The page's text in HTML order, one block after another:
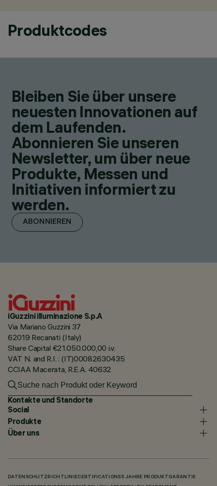
Produktcodes
Bleiben Sie über unsere
neuesten Innovationen auf
dem Laufenden.
Abonnieren Sie unseren
Newsletter, um über neue
Produkte, Messen und
Initiativen informiert zu
werden.
ABONNIEREN
iGuzzini illuminazione S.p.A
Via Mariano Guzzini 37
62019 Recanati (Italy)
Share Capital €21.050.000,00 i.v.
VAT N. and R.I. : (IT)00082630435
CCIAA Macerata, R.E.A. 40632
Kontakte und Standorte
Social
Produkte
Über uns
DATENSCHUTZRICHTLINIECERTIFICATIONS 5 JAHRE PRODUKTGARANTIE